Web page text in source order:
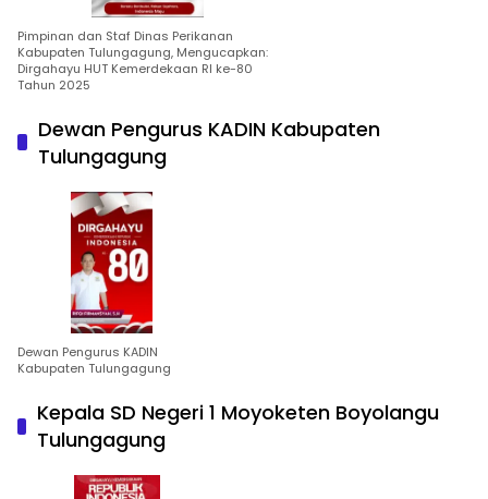
Pimpinan dan Staf Dinas Perikanan
Kabupaten Tulungagung, Mengucapkan:
Dirgahayu HUT Kemerdekaan RI ke-80
Tahun 2025
Dewan Pengurus KADIN Kabupaten
Tulungagung
Dewan Pengurus KADIN
Kabupaten Tulungagung
Kepala SD Negeri 1 Moyoketen Boyolangu
Tulungagung